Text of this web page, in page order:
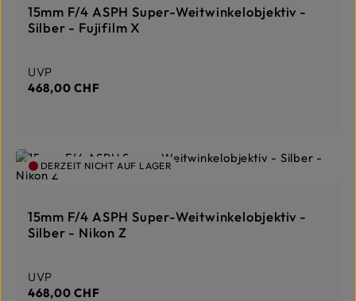
15mm F/4 ASPH Super-Weitwinkelobjektiv -
Silber - Fujifilm X
Regulärer Preis:
UVP
468,00 CHF
DERZEIT NICHT AUF LAGER
15mm F/4 ASPH Super-Weitwinkelobjektiv -
Silber - Nikon Z
Regulärer Preis:
UVP
468,00 CHF